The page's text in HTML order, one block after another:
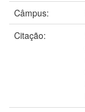
Câmpus:
Citação: